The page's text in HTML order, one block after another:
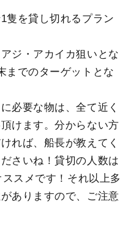
隻を貸し切れるプラン
ジ・アカイカ狙いとな
までのターゲットとな
必要な物は、全て近く
けます。分からない方
れば、船長が教えてく
さいね！貸切の人数は
スメです！それ以上多
ありますので、ご注意